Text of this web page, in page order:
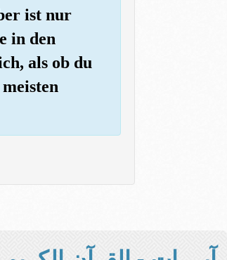
ist nur
in den
als ob du